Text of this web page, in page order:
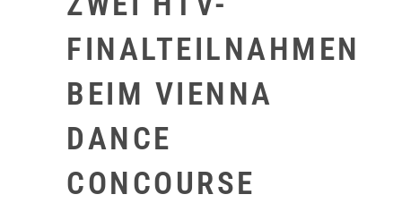
FINALTEILNAHMEN
BEIM VIENNA
DANCE
CONCOURSE